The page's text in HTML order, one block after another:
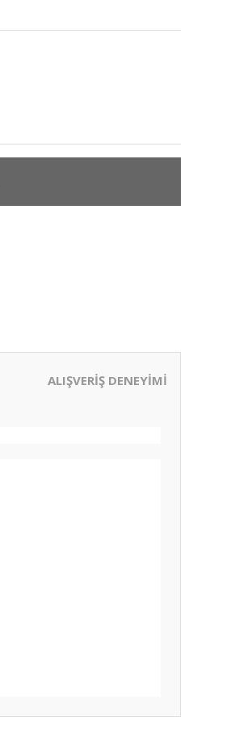
ALIŞVERİŞ DENEYİMİ